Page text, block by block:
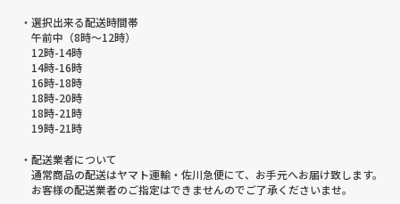
・選択出来る配送時間帯
午前中（8時～12時）
12時-14時
14時-16時
16時-18時
18時-20時
18時-21時
19時-21時
・配送業者について
通常商品の配送はヤマト運輸・佐川急便にて、お手元へお届け致します。
お客様の配送業者のご指定はできませんのでご了承くださいませ。